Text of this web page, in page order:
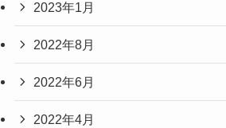
2023年1月
2022年8月
2022年6月
2022年4月